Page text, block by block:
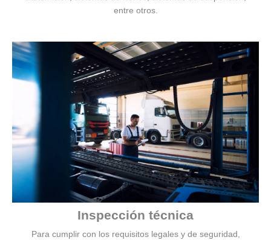
entre otros.
Inspección técnica
Para cumplir con los requisitos legales y de seguridad,